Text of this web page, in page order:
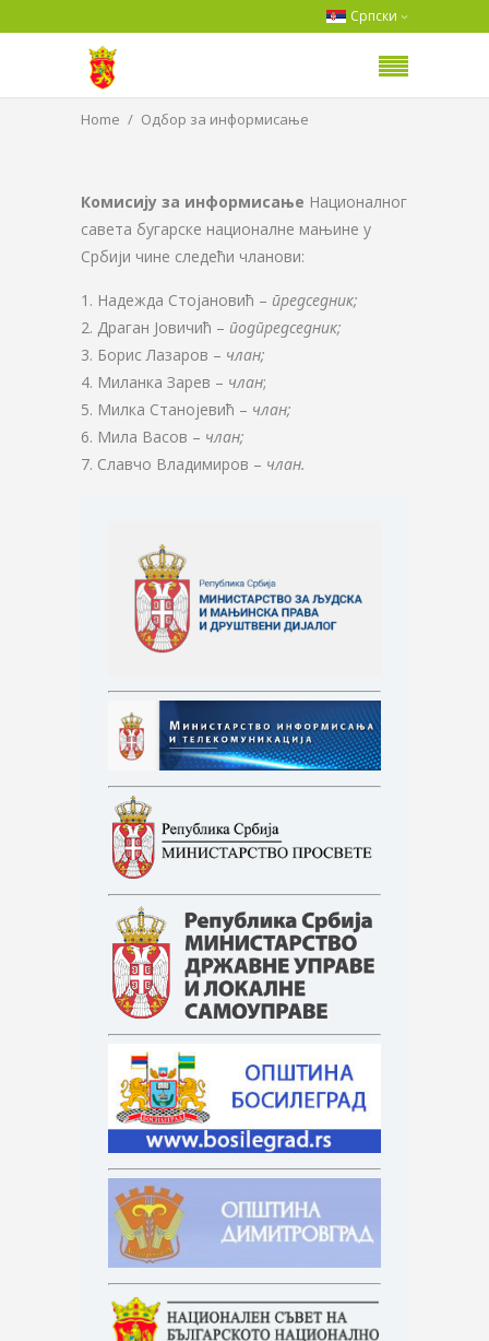
Српски
Home Одбор за информисање
Комисију за информисање Националног
савета бугарске националне мањине у
Србији чине следећи чланови:
Надежда Стојановић – председник;
Драган Јовичић – подпредседник;
Борис Лазаров – члан;
Миланка Зарев – члан;
Милка Станојевић – члан;
Мила Васов – члан;
Славчо Владимиров – члан.